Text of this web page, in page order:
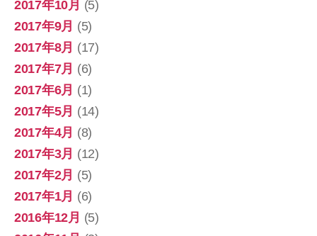
2017年10月 (5)
2017年9月 (5)
2017年8月 (17)
2017年7月 (6)
2017年6月 (1)
2017年5月 (14)
2017年4月 (8)
2017年3月 (12)
2017年2月 (5)
2017年1月 (6)
2016年12月 (5)